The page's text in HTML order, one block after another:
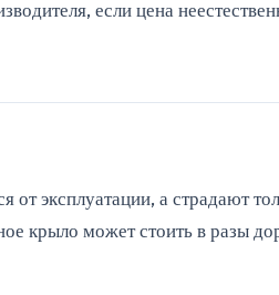
если цена
эксплуатации, а страдают
крыло может стоить в разы